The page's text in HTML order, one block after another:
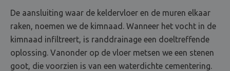
De aansluiting waar de keldervloer en de muren elkaar
raken, noemen we de kimnaad. Wanneer het vocht in de
kimnaad infiltreert, is randdrainage een doeltreffende
oplossing. Vanonder op de vloer metsen we een stenen
goot, die voorzien is van een waterdichte cementering.